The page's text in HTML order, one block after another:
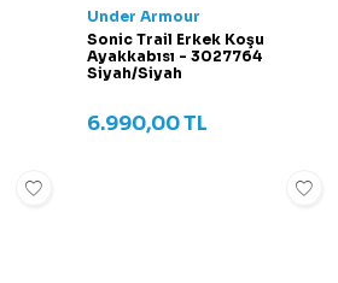
Under Armour
Sonic Trail Erkek Koşu
Ayakkabısı - 3027764
Siyah/Siyah
6.990,00TL